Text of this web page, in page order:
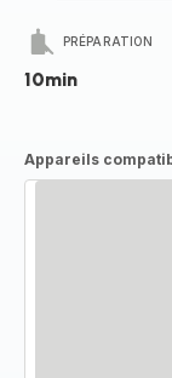
PRÉPARATION
10min
Appareils